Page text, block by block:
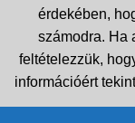
érdekében,
számodra. Ha
feltételezzük,
információért